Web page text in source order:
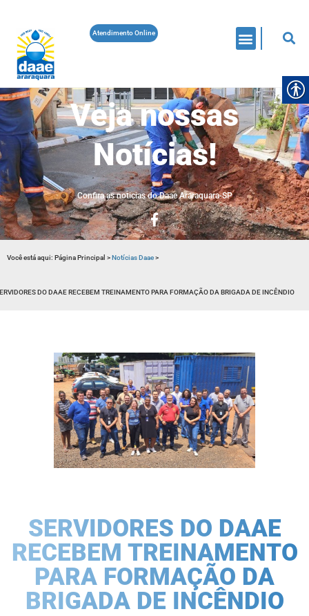
Atendimento Online
Veja nossas
Notícias!
Confira as noticias do Daae Araraquara-SP
Você está aqui: Página Principal >Notícias Daae>
DO DAAE RECEBEM TREINAMENTO PARA FORMAÇÃO DA BRIGADA DE INCÊNDIO
SERVIDORES DO DAAE
RECEBEM TREINAMENTO
PARA FORMAÇÃO DA
BRIGADA DE INCÊNDIO